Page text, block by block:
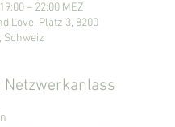
– 22:00 MEZ
Love, Platz 3, 8200
Schweiz
Netzwerkanlass